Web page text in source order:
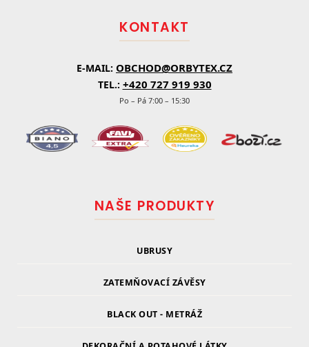
KONTAKT
E-MAIL: OBCHOD@ORBYTEX.CZ
TEL.: +420 727 919 930
Po – Pá 7:00 – 15:30
NAŠE PRODUKTY
UBRUSY
ZATEMŇOVACÍ ZÁVĚSY
BLACK OUT - METRÁŽ